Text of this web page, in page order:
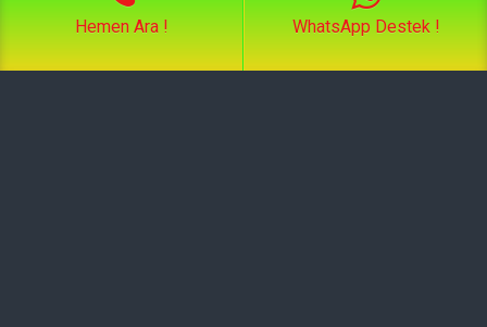
Hemen Ara ! WhatsApp Destek !